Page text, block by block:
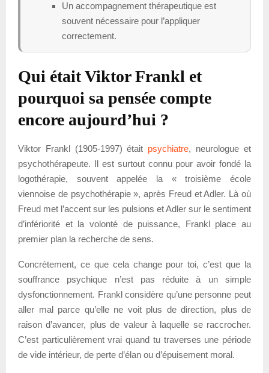
Un accompagnement thérapeutique est
souvent nécessaire pour l’appliquer
correctement.
Qui était Viktor Frankl et
pourquoi sa pensée compte
encore aujourd’hui ?
Viktor Frankl (1905-1997) était psychiatre, neurologue et
psychothérapeute. Il est surtout connu pour avoir fondé la
logothérapie, souvent appelée la « troisième école
viennoise de psychothérapie », après Freud et Adler. Là où
Freud met l’accent sur les pulsions et Adler sur le sentiment
d’infériorité et la volonté de puissance, Frankl place au
premier plan la recherche de sens.
Concrètement, ce que cela change pour toi, c’est que la
souffrance psychique n’est pas réduite à un simple
dysfonctionnement. Frankl considère qu’une personne peut
aller mal parce qu’elle ne voit plus de direction, plus de
raison d’avancer, plus de valeur à laquelle se raccrocher.
C’est particulièrement vrai quand tu traverses une période
de vide intérieur, de perte d’élan ou d’épuisement moral.